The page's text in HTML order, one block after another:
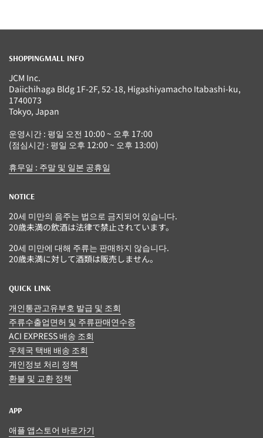
SHOPPINGMALL INFO
JCM Inc.
Daiichihaga Bldg 1F-2F, 52-18, Higashiyamacho Itabashi-ku,
1740073
Tokyo, Japan
운영시간 : 평일 오전 10:00 ~ 오후 17:00
(점심시간 : 평일 오후 12:00 ~ 오후 13:00)
휴무일 : 주말 및 일본 공휴일
NOTICE
20세 미만의 음주는 법으로 금지되어 있습니다.
20歳未満の飲酒は法律で禁止されています。
20세 미만에 대해 주류는 판매하지 않습니다.
20歳未満に対して酒類は販売しません。
QUICK LINK
개인통관고유부호 발급 및 조회
주류수출업면허 및 주류판매연수증
ACI EXPRESS 배송 조회
우체국 택배 배송 조회
개인정보 처리 정책
환불 및 교환 정책
APP
애플 앱스토어 바로가기